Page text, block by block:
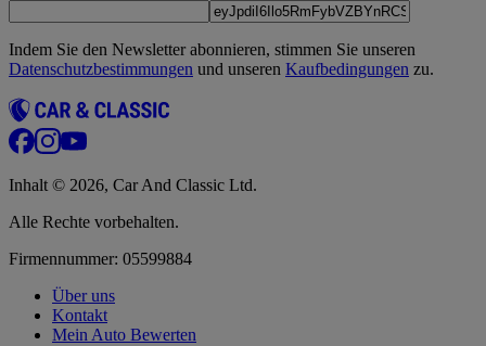
Indem Sie den Newsletter abonnieren, stimmen Sie unseren
Datenschutzbestimmungen und unseren Kaufbedingungen zu.
Inhalt © 2026, Car And Classic Ltd.
Alle Rechte vorbehalten.
Firmennummer: 05599884
Über uns
Kontakt
Mein Auto Bewerten